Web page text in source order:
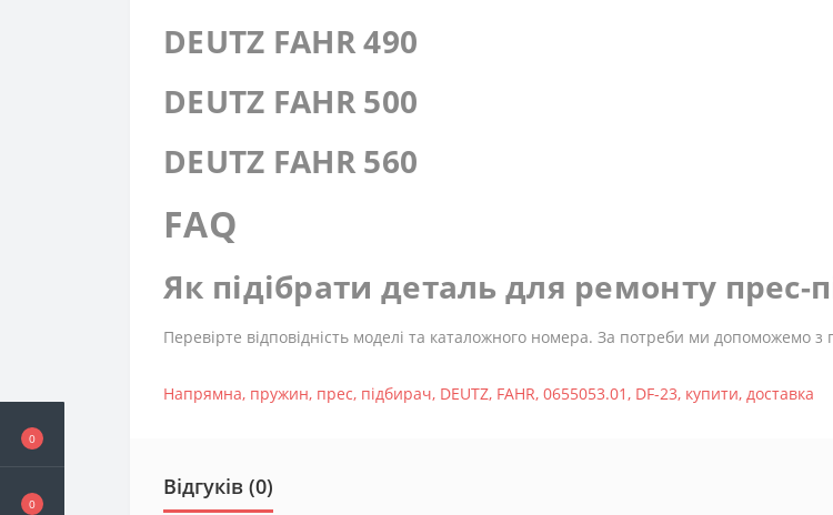
0
0
DEUTZ FAHR 490
DEUTZ FAHR 500
DEUTZ FAHR 560
FAQ
Як підібрати деталь для ремонту прес-
Перевірте відповідність моделі та каталожного номера. За потреби ми допоможемо з
Напрямна, пружин, прес, підбирач, DEUTZ, FAHR, 0655053.01, DF-23, купити, доставка
Відгуків (0)